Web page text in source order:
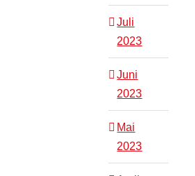
Juli
2023
Juni
2023
Mai
2023